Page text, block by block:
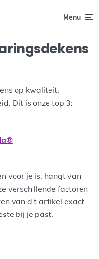
Menu
op kwaliteit,
Dit is onze top 3:
voor je is, hangt van
verschillende factoren
van dit artikel exact
bij je past.